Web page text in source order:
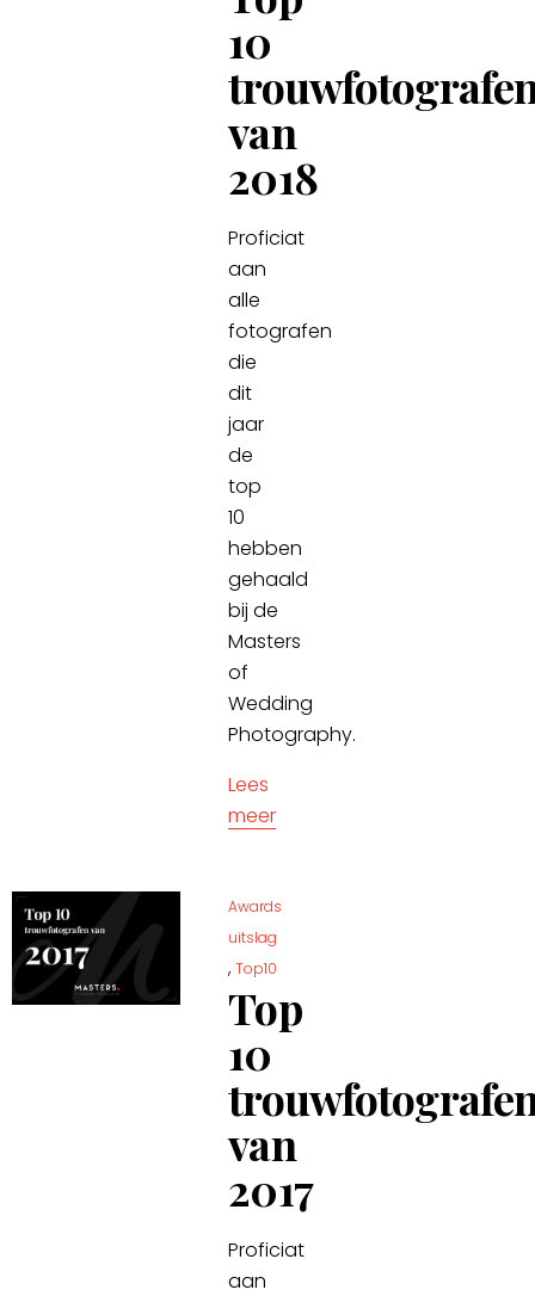
10
van
2018
Proficiat
aan
alle
fotografen
die
dit
jaar
de
top
10
hebben
gehaald
bij de
Masters
of
Wedding
Photography.
Lees
meer
Awards
uitslag
,Top10
Top
10
van
2017
Proficiat
aan